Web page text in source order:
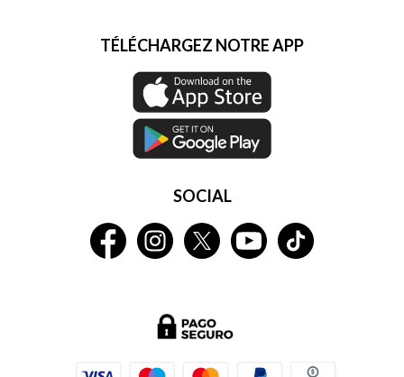
TÉLÉCHARGEZ NOTRE APP
SOCIAL